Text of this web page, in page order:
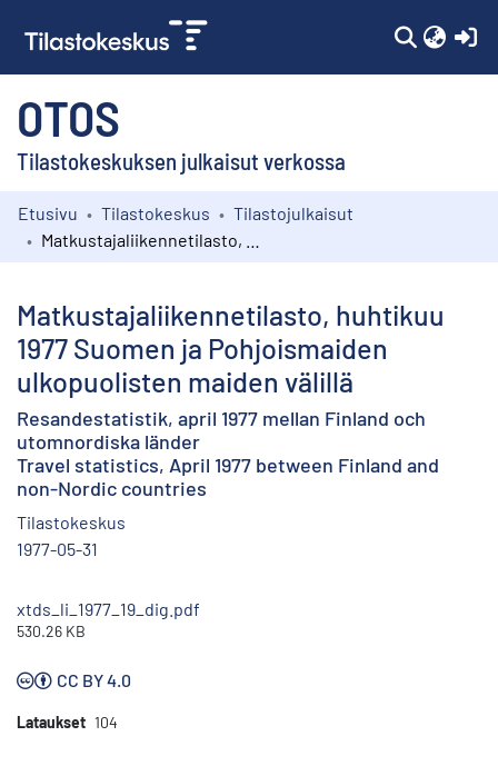
OTOS
Tilastokeskuksen julkaisut verkossa
Kokoelmat
Etusivu Tilastokeskus
Tilastojulkaisut
Matkustajaliikennetilasto, huhtikuu
1977 Suomen ja Pohjoismaiden
ulkopuolisten maiden välillä
Resandestatistik, april 1977 mellan Finland och
utomnordiska länder
Travel statistics, April 1977 between Finland and
non-Nordic countries
Tilastokeskus
1977-05-31
xtds_li_1977_19_dig.pdf
530.26 KB
CC BY 4.0
Lataukset 104